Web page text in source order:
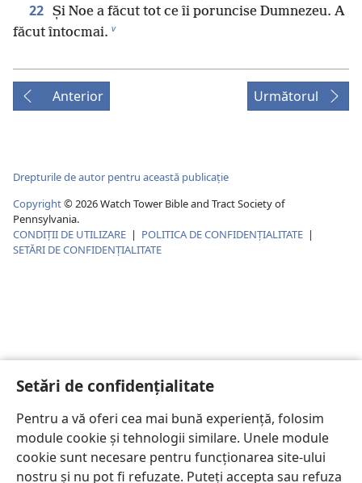
Setări de confidențialitate
Pentru a vă oferi cea mai bună experiență, folosim
module cookie și tehnologii similare. Unele module
cookie sunt necesare pentru funcționarea site-ului
nostru și nu pot fi refuzate. Puteți accepta sau refuza
22 Și Noe a făcut tot ce îi poruncise Dumnezeu. A
făcut întocmai. v
Anterior Următorul
Drepturile de autor pentru această publicație
Copyright© 2026Watch Tower Bible and Tract Society of
Pennsylvania.
CONDIȚII DE UTILIZARE | POLITICA DE CONFIDENŢIALITATE |
SETĂRI DE CONFIDENȚIALITATE